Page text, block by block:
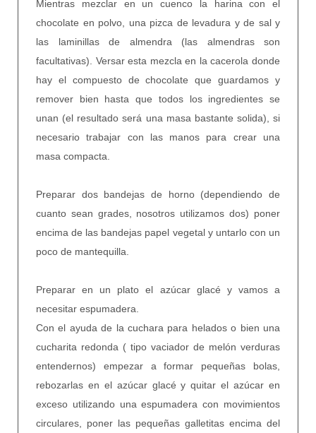
Mientras mezclar en un cuenco la harina con el
chocolate en polvo, una pizca de levadura y de sal y
las laminillas de almendra (las almendras son
facultativas). Versar esta mezcla en la cacerola donde
hay el compuesto de chocolate que guardamos y
remover bien hasta que todos los ingredientes se
unan (el resultado será una masa bastante solida), si
necesario trabajar con las manos para crear una
masa compacta.
Preparar dos bandejas de horno (dependiendo de
cuanto sean grades, nosotros utilizamos dos) poner
encima de las bandejas papel vegetal y untarlo con un
poco de mantequilla.
Preparar en un plato el azúcar glacé y vamos a
necesitar espumadera.
Con el ayuda de la cuchara para helados o bien una
cucharita redonda ( tipo vaciador de melón verduras
entendernos) empezar a formar pequeñas bolas,
rebozarlas en el azúcar glacé y quitar el azúcar en
exceso utilizando una espumadera con movimientos
circulares, poner las pequeñas galletitas encima del